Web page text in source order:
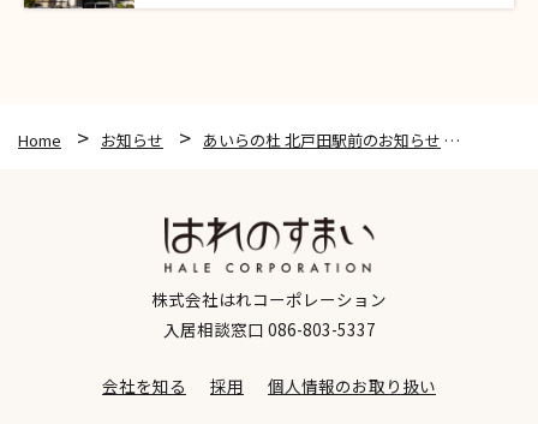
Home お知らせ あいらの杜 北戸田駅前のお知らせ
株式会社はれコーポレーション
入居相談窓口 086-803-5337
会社を知る 採用
個人情報のお取り扱い